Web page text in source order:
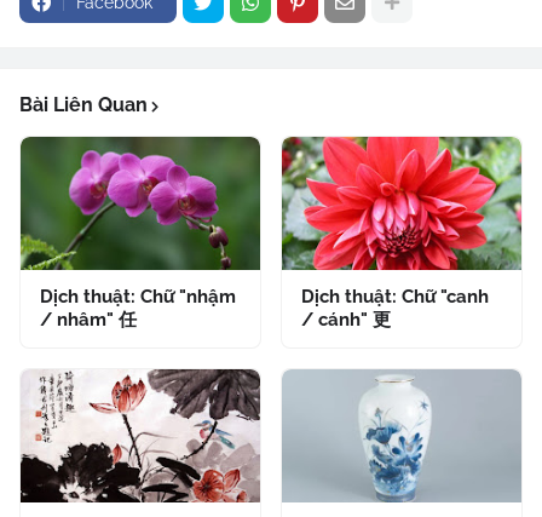
Bài Liên Quan
Dịch thuật: Chữ "nhậm
/ nhâm" 任
Dịch thuật: Chữ "canh
/ cánh" 更